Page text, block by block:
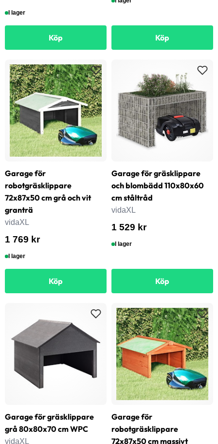
I lager
Köp Köp
Garage för
robotgräsklippare
72x87x50 cm grå och vit
granträ
vidaXL
1 769 kr
I lager
Köp
Garage för gräsklippare
och blombädd 110x80x60
cm ståltråd
vidaXL
1 529 kr
I lager
Köp
Garage för gräsklippare
grå 80x80x70 cm WPC
vidaXL
Garage för
robotgräsklippare
72x87x50 cm massivt